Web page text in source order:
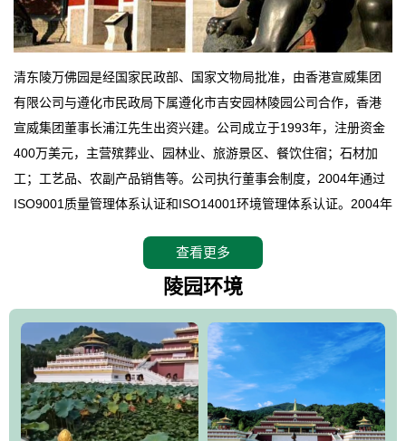
清东陵万佛园是经国家民政部、国家文物局批准，由香港宣威集团
有限公司与遵化市民政局下属遵化市吉安园林陵园公司合作，香港
宣威集团董事长浦江先生出资兴建。公司成立于1993年，注册资金
400万美元，主营殡葬业、园林业、旅游景区、餐饮住宿；石材加
工；工艺品、农副产品销售等。公司执行董事会制度，2004年通过
ISO9001质量管理体系认证和ISO14001环境管理体系认证。2004年
拥有4A级旅游区头衔的花园式陵园，园内建有四星级酒店一座。
万佛园位于遵化市境内，座落在世界文化遗产清东陵地形墙内，地
形绝佳，地理位置优越，交通便利。公司以“建设全国顶级人生后花
园、打造佛教精品旅游圣地”为目标，以海外归侨、国内外知名人士
的墓地安葬、祭祀吊亡并结合旅游参观构成其主要使用功能；以苍
郁绚丽、优雅宜人的园林景观构成其外部形象。通过墓园建设与造
园手法相结合的默契操作，建成一处特色鲜明、服务周全、环境优
美、民族风格突出，与周边文物古迹交相呼应的极具吸引力的花园
查看更多
陵园环境